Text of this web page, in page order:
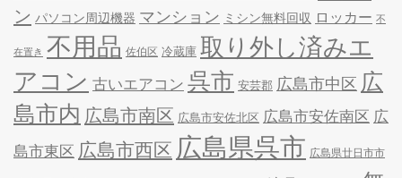
ン パソコン周辺機器 マンション ミシン無料回収 ロッカー 不
在置き 不用品 佐伯区 冷蔵庫 取り外し済みエ
アコン 古いエアコン 呉市 安芸郡 広島市中区 広
島市内 広島市南区 広島市安佐北区 広島市安佐南区 広
島市東区 広島市西区 広島県呉市 広島県廿日市市